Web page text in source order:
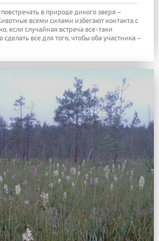
повстречать в природе дикого зверя –
всеми силами избегают контакта с
если случайная встреча все-таки
сделать все для того, чтобы оба участника –